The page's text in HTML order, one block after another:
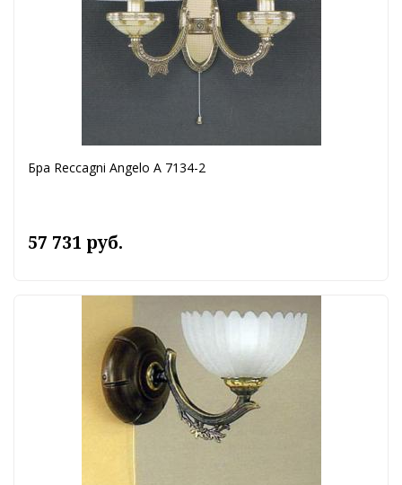
Бра Reccagni Angelo A 7134-2
57 731 руб.